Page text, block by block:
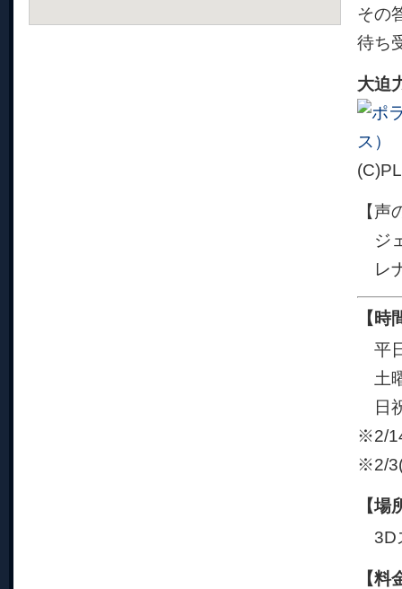
その
待ち
大迫
【声
ジ
レ
【
平
土
日
※2/
※2/
【場
3D
【料